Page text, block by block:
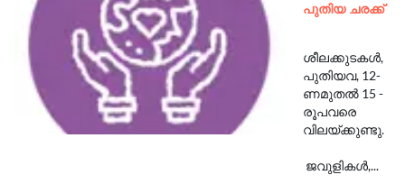
പുതിയ ചരക്ക്
ശീലക്കുടകൾ,
പുതിയവ, 12-
ണമുതൽ 15 -
രൂപവരെ
വിലയ്ക്കുണ്ടു.
ജവുളികൾ,...